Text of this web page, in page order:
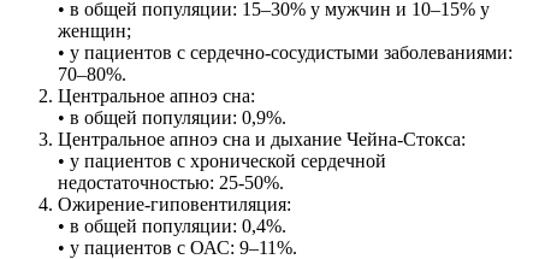
• в общей популяции: 15–30% у мужчин и 10–15% у
женщин;
• у пациентов с сердечно-сосудистыми заболеваниями:
70–80%.
Центральное апноэ сна:
• в общей популяции: 0,9%.
Центральное апноэ сна и дыхание Чейна-Стокса:
• у пациентов с хронической сердечной
недостаточностью: 25-50%.
Ожирение-гиповентиляция:
• в общей популяции: 0,4%.
• у пациентов с ОАС: 9–11%.